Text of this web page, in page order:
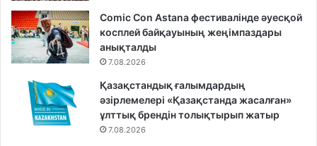
Comic Con Astana фестивалінде әуесқой
косплей байқауының жеңімпаздары
анықталды
7.08.2026
Қазақстандық ғалымдардың
әзірлемелері «Қазақстанда жасалған»
ұлттық брендін толықтырып жатыр
7.08.2026